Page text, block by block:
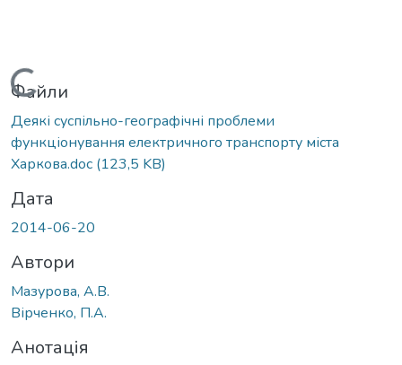
Вантажиться...
Файли
Деякі суспільно-географічні проблеми
функціонування електричного транспорту міста
Харкова.doc (123,5 KB)
Дата
2014-06-20
Автори
Мазурова, А.В.
Вірченко, П.А.
Анотація